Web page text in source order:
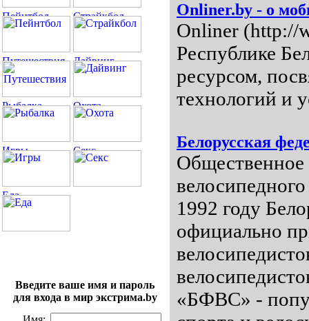
Введите ваше имя и пароль
для входа в мир экстрима.by
Onliner.by - о
Onliner (http://
Республике
ресурсом,
технологий и
Белорусская
Общественное
1992 году
официально
«БФВС» -